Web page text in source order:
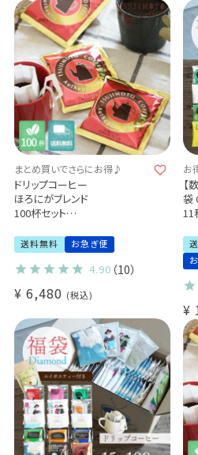
まとめ買いでさらにお得♪
ドリップコーヒー
ほろにがブレンド
100杯セット
まとめ買いにおすすめ (dc)
送料無料 お急ぎ便
4.90 （10）
¥ 6,480 税込
お
【
袋
11
¥